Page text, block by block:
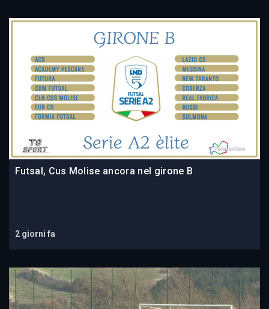
Futsal, Cus Molise ancora nel girone B
2 giorni fa